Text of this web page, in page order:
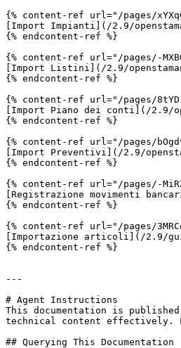
{% content-ref url="/pages/
[Import Impianti](/2.9/
{% endcontent-ref %}
{% content-ref url="/pages/-
[Import Listini](/2.9/
{% endcontent-ref %}
{% content-ref url="/pages/
[Import Piano dei conti](/2.9/
{% endcontent-ref %}
{% content-ref url="/pages/
[Import Preventivi](/2.9/
{% endcontent-ref %}
{% content-ref url="/pages/-
[Registrazione movimenti
{% endcontent-ref %}
{% content-ref url="/pages/
[Importazione articoli](/2.9/
{% endcontent-ref %}
---
# Agent Instructions
This documentation is
technical content effectively.
## Querying This Documentation